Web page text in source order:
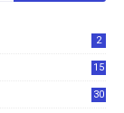
2
15
30